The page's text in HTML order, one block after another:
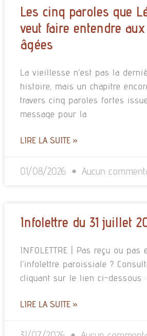
Les cinq paroles que
veut faire entendre
âgées
La vieillesse n’est pas la
histoire, mais un chapitre
travers cinq paroles fortes
message pour la
LIRE LA SUITE »
01/08/2026 Aucun
Infolettre du 31 juillet
INFOLETTRE | Pas reçu ou
l’infolettre paroissiale ?
cliquant sur le lien ci-dessous
LIRE LA SUITE »